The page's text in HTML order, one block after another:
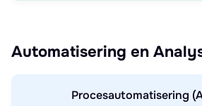
Automatisering en
Procesautomatisering